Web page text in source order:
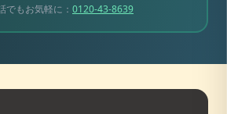
でもお気軽に： 0120-43-8639